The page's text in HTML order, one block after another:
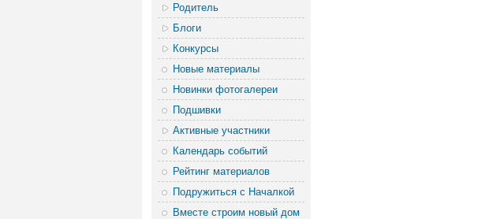
Родитель
Блоги
Конкурсы
Новые материалы
Новинки фотогалереи
Подшивки
Активные участники
Календарь событий
Рейтинг материалов
Подружиться с Началкой
Вместе строим новый дом